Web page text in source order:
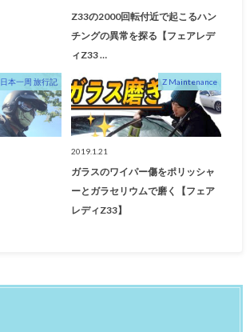
Z33の2000回転付近で起こるハン
チングの異常を探る【フェアレデ
ィZ33 …
日本一周 旅行記 Z Maintenance
2019.1.21
ガラスのワイパー傷をポリッシャ
ーとガラセリウムで磨く【フェア
レディZ33】